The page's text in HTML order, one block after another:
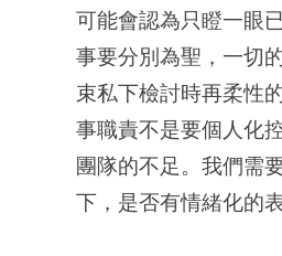
可能會認為只瞪一眼
事要分別為聖，一切
束私下檢討時再柔性
事職責不是要個人化
團隊的不足。我們需
下，是否有情緒化的